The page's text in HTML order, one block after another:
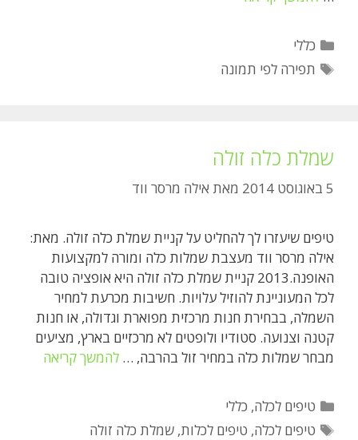
קטגוריות
כללי
תגיות
תפירה לפי תמונה
שמלת כלה זולה
5 באוגוסט 2014 מאת אילה מרסר ווד
טיפים שיעזרו לך להחליט על קניית שמלת כלה זולה. מאת:
אילה מרסר ווד מעצבת שמלות כלה ומורה למקצועות
האופנה.2013 קניית שמלת כלה זולה היא אופציה טובה
לכל המעוניינת להוזיל עלויות. חשיבות מכרעת למחיר
השמלה, בבחירת חנות מרכזית מפוארת וגדולה, או חנות
קטנה וצנועה. סטודיו ולופטים לא מרכזיים בארץ, מציעים
מבחר שמלות כלה במחיר זול בהרבה, … להמשך קריאה
קטגוריות
טיפים לכלה, כללי
תגיות
טיפים לכלה, טיפים לכלות,שמלת כלה זולה